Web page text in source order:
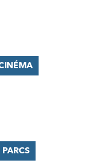
PARCS